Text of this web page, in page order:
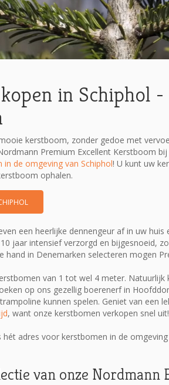
in Schiphol
kerstboom, zonder gedoe met
Premium Excellent Kerstboom
de omgeving van Schiphol! U kunt uw
ophalen.
een heerlijke dennengeur af in uw huis
jaar intensief verzorgd en bijgesnoeid,
hand in Denemarken selecteren mogen
van 1 tot wel 4 meter.
op ons gezellig boerenerf in
kunnen spelen. Geniet van een
, want onze kerstbomen verkopen snel uit!
adres voor kerstbomen in de omgeving
van onze Nordmann